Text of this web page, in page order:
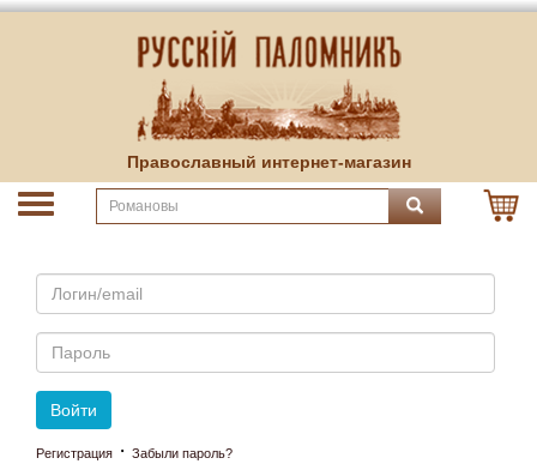
Православный интернет-магазин
Email
Пароль
Войти
Регистрация · Забыли пароль?